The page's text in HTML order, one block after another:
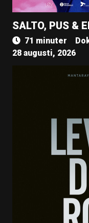
SALTO, PUS &
71 minuter
28 augusti, 2026